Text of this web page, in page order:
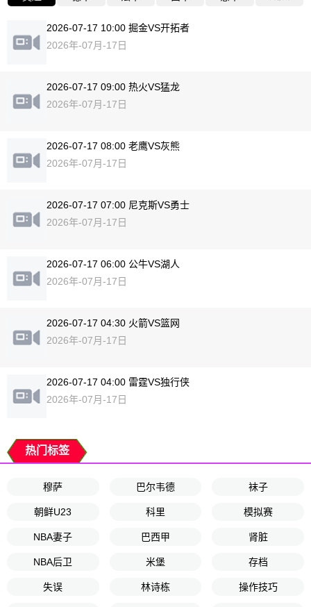
2026-07-17 10:00 掘金VS开拓者
2026年-07月-17日
2026-07-17 09:00 热火VS猛龙
2026年-07月-17日
2026-07-17 08:00 老鹰VS灰熊
2026年-07月-17日
2026-07-17 07:00 尼克斯VS勇士
2026年-07月-17日
2026-07-17 06:00 公牛VS湖人
2026年-07月-17日
2026-07-17 04:30 火箭VS篮网
2026年-07月-17日
2026-07-17 04:00 雷霆VS独行侠
2026年-07月-17日
热门标签
穆萨 巴尔韦德 袜子
朝鲜U23 科里 模拟赛
NBA妻子 巴西甲 肾脏
NBA后卫 米堡 存档
失误 林诗栋 操作技巧